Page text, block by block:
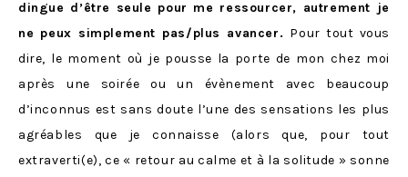
dingue d’être seule pour me ressourcer, autrement je
ne peux simplement pas/plus avancer. Pour tout vous
dire, le moment où je pousse la porte de mon chez moi
après une soirée ou un évènement avec beaucoup
d’inconnus est sans doute l’une des sensations les plus
agréables que je connaisse (alors que, pour tout
extraverti(e), ce « retour au calme et à la solitude » sonne